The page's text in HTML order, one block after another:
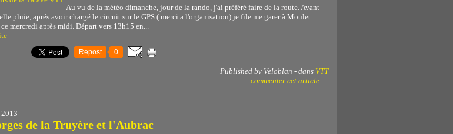
Au vu de la météo dimanche, jour de la rando, j'ai préféré faire de la route. Avant
pluie, aprés avoir chargé le circuit sur le GPS ( merci a l'organisation) je file me garer à Moulet
mercredi après midi. Départ vers 13h15 en...
Repost 0
Published by Veloblan - dans VTT
commenter cet article …
de la Truyère et l'Aubrac